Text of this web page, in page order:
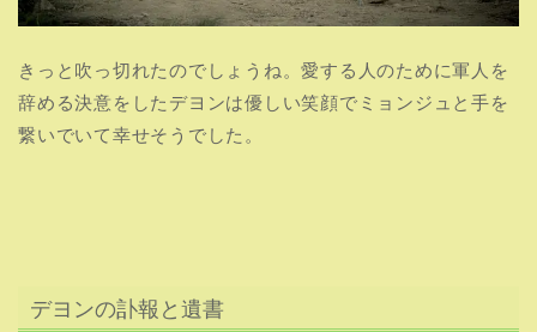
きっと吹っ切れたのでしょうね。愛する人のために軍人を
辞める決意をしたデヨンは優しい笑顔でミョンジュと手を
繋いでいて幸せそうでした。
デヨンの訃報と遺書